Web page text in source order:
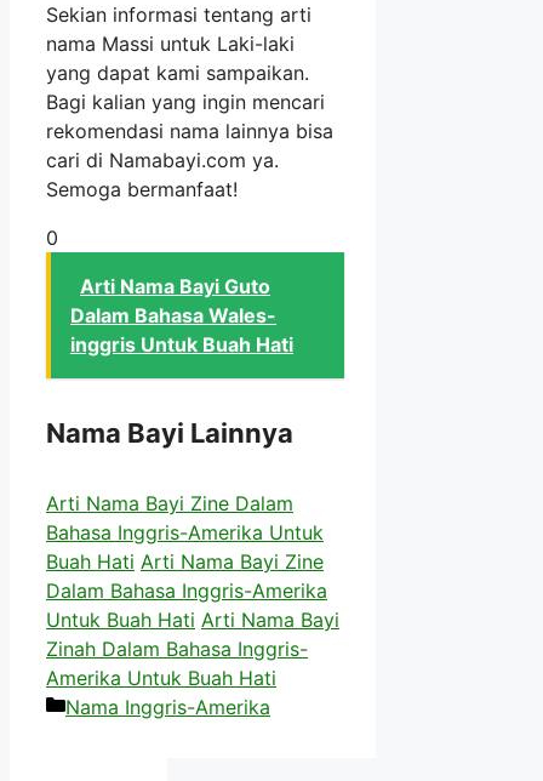
Sekian informasi tentang arti
nama Massi untuk Laki-laki
yang dapat kami sampaikan.
Bagi kalian yang ingin mencari
rekomendasi nama lainnya bisa
cari di Namabayi.com ya.
Semoga bermanfaat!
0
Arti Nama Bayi Guto
Dalam Bahasa Wales-
inggris Untuk Buah Hati
Nama Bayi Lainnya
Arti Nama Bayi Zine Dalam
Bahasa Inggris-Amerika Untuk
Buah Hati Arti Nama Bayi Zine
Dalam Bahasa Inggris-Amerika
Untuk Buah Hati Arti Nama Bayi
Zinah Dalam Bahasa Inggris-
Amerika Untuk Buah Hati
Kategori
Nama Inggris-Amerika